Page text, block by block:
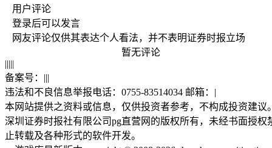
用户评论
登录后可以发言
网友评论仅供其表达个人看法，并不表明证券时报立场
暂无评论
|||||
备案号： |||
违法和不良信息举报电话：0755-83514034 邮箱： |
本网站提供之资料或信息，仅供投资者参考，不构成投资建议
深圳证券时报社有限公司pg直营网的版权所有，未经书面授权
止转载及各种形式的软件开发。